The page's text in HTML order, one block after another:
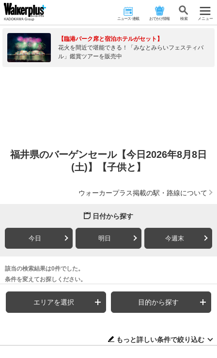
ニュース･連載 おでかけ情報 検 索 メニュー
【臨港パーク席と宿泊ホテルがセット】
花火を間近で堪能できる！「みなとみらいフェスティバ
ル」鑑賞ツアーを販売中
福井県のバーゲンセール【今日2026年8月8日
(土)】【子供と】
ウォーカープラス掲載の駅・路線について
日付から探す
今日 明日 今週末
該当の検索結果は0件でした。
条件を変えてお探しください。
エリアを選択 目的から探す
もっと詳しい条件で絞り込む